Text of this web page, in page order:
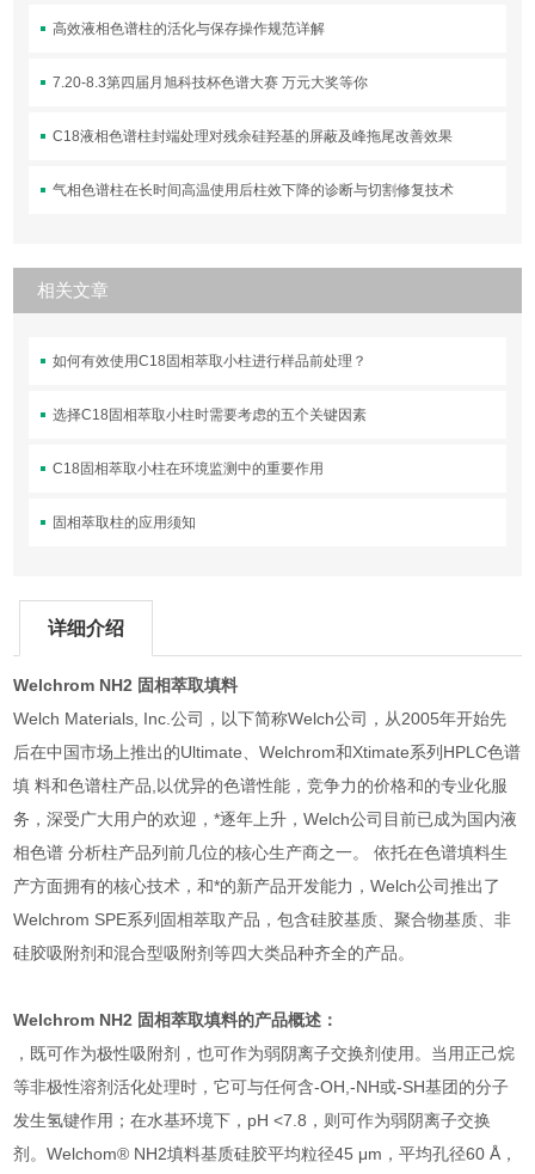
高效液相色谱柱的活化与保存操作规范详解
7.20-8.3第四届月旭科技杯色谱大赛 万元大奖等你
C18液相色谱柱封端处理对残余硅羟基的屏蔽及峰拖尾改善效果
气相色谱柱在长时间高温使用后柱效下降的诊断与切割修复技术
相关文章
如何有效使用C18固相萃取小柱进行样品前处理？
选择C18固相萃取小柱时需要考虑的五个关键因素
C18固相萃取小柱在环境监测中的重要作用
固相萃取柱的应用须知
详细介绍
Welchrom NH2 固相萃取填料
Welch Materials, Inc.公司，以下简称Welch公司，从2005年开始先
后在中国市场上推出的Ultimate、Welchrom和Xtimate系列HPLC色谱
填 料和色谱柱产品,以优异的色谱性能，竞争力的价格和的专业化服
务，深受广大用户的欢迎，*逐年上升，Welch公司目前已成为国内液
相色谱 分析柱产品列前几位的核心生产商之一。 依托在色谱填料生
产方面拥有的核心技术，和*的新产品开发能力，Welch公司推出了
Welchrom SPE系列固相萃取产品，包含硅胶基质、聚合物基质、非
硅胶吸附剂和混合型吸附剂等四大类品种齐全的产品。
Welchrom NH2 固相萃取填料的产品概述：
，既可作为极性吸附剂，也可作为弱阴离子交换剂使用。当用正己烷
等非极性溶剂活化处理时，它可与任何含-OH,-NH或-SH基团的分子
发生氢键作用；在水基环境下，pH <7.8，则可作为弱阴离子交换
剂。Welchom® NH2填料基质硅胶平均粒径45 μm，平均孔径60 Å，